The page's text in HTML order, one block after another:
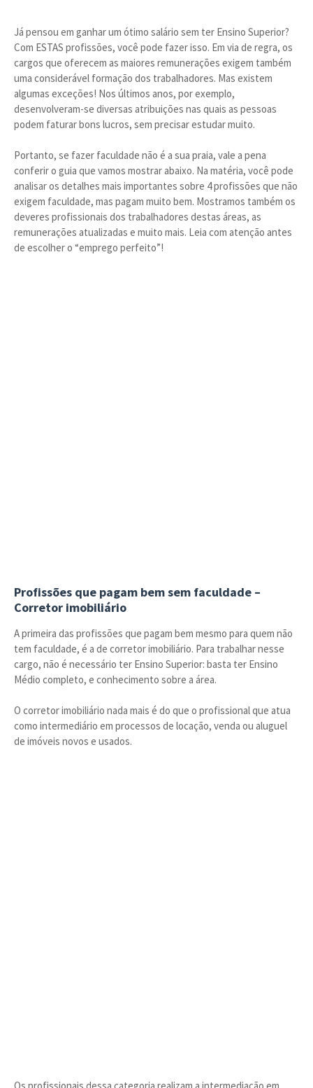
Já pensou em ganhar um ótimo salário sem ter Ensino Superior?
Com ESTAS profissões, você pode fazer isso. Em via de regra, os
cargos que oferecem as maiores remunerações exigem também
uma considerável formação dos trabalhadores. Mas existem
algumas exceções! Nos últimos anos, por exemplo,
desenvolveram-se diversas atribuições nas quais as pessoas
podem faturar bons lucros, sem precisar estudar muito.
Portanto, se fazer faculdade não é a sua praia, vale a pena
conferir o guia que vamos mostrar abaixo. Na matéria, você pode
analisar os detalhes mais importantes sobre 4 profissões que não
exigem faculdade, mas pagam muito bem. Mostramos também os
deveres profissionais dos trabalhadores destas áreas, as
remunerações atualizadas e muito mais. Leia com atenção antes
de escolher o “emprego perfeito”!
Profissões que pagam bem sem faculdade –
Corretor imobiliário
A primeira das profissões que pagam bem mesmo para quem não
tem faculdade, é a de corretor imobiliário. Para trabalhar nesse
cargo, não é necessário ter Ensino Superior: basta ter Ensino
Médio completo, e conhecimento sobre a área.
O corretor imobiliário nada mais é do que o profissional que atua
como intermediário em processos de locação, venda ou aluguel
de imóveis novos e usados.